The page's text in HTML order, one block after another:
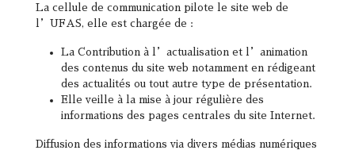
La cellule de communication pilote le site web de
l’UFAS, elle est chargée de :
La Contribution à l’actualisation et l’animation
des contenus du site web notamment en rédigeant
des actualités ou tout autre type de présentation.
Elle veille à la mise à jour régulière des
informations des pages centrales du site Internet.
Diffusion des informations via divers médias numériques